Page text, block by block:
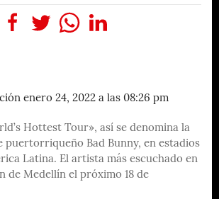
enero 24, 2022 a las 08:26 pm
Hottest Tour», así se denomina la
puertorriqueño Bad Bunny, en estadios
Latina. El artista más escuchado en
de Medellín el próximo 18 de